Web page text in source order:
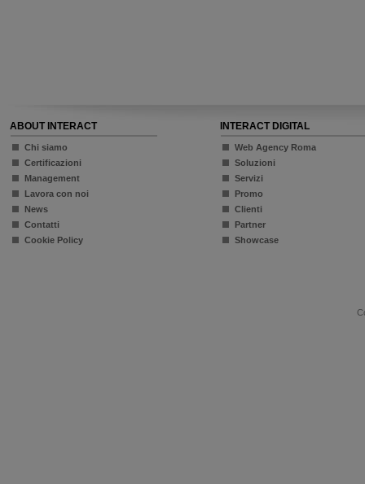
ABOUT INTERACT
Chi siamo
Certificazioni
Management
Lavora con noi
News
Contatti
Cookie Policy
INTERACT DIGITAL
Web Agency Roma
Soluzioni
Servizi
Promo
Clienti
Partner
Showcase